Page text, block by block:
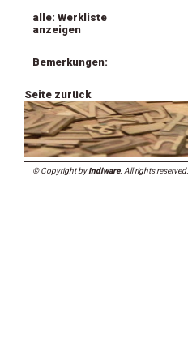
alle: Werkliste
anzeigen
Bemerkungen:
Seite zurück
© Copyright byIndiware. All rights reserved.